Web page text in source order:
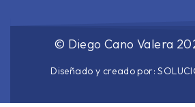
© Diego Cano Valera
Diseñado y creado por: